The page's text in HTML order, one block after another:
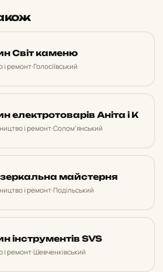
Світ каменю
і ремонт·Голосіївський
електротоварів Аніта і К
і ремонт·Солом’янський
майстерня
і ремонт·Подільський
інструментів SVS
і ремонт·Шевченківський